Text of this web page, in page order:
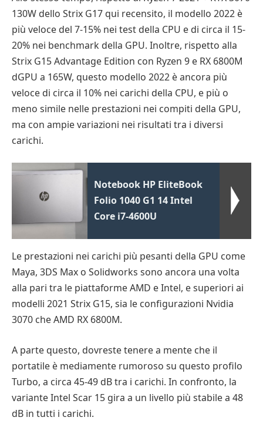
130W dello Strix G17 qui recensito, il modello 2022 è
più veloce del 7-15% nei test della CPU e di circa il 15-
20% nei benchmark della GPU. Inoltre, rispetto alla
Strix G15 Advantage Edition con Ryzen 9 e RX 6800M
dGPU a 165W, questo modello 2022 è ancora più
veloce di circa il 10% nei carichi della CPU, e più o
meno simile nelle prestazioni nei compiti della GPU,
ma con ampie variazioni nei risultati tra i diversi
carichi.
Notebook HP EliteBook
Folio 1040 G1 14 Intel
Core i7-4600U
Le prestazioni nei carichi più pesanti della GPU come
Maya, 3DS Max o Solidworks sono ancora una volta
alla pari tra le piattaforme AMD e Intel, e superiori ai
modelli 2021 Strix G15, sia le configurazioni Nvidia
3070 che AMD RX 6800M.
A parte questo, dovreste tenere a mente che il
portatile è mediamente rumoroso su questo profilo
Turbo, a circa 45-49 dB tra i carichi. In confronto, la
variante Intel Scar 15 gira a un livello più stabile a 48
dB in tutti i carichi.